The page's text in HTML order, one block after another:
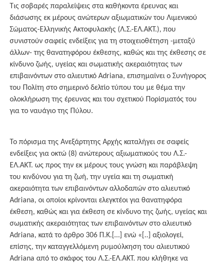
Τις σοβαρές παραλείψεις στα καθήκοντα έρευνας και
διάσωσης εκ μέρους ανώτερων αξιωματικών του Λιμενικού
Σώματος-Ελληνικής Ακτοφυλακής (Λ.Σ.-ΕΛ.ΑΚΤ.), που
συνιστούν σαφείς ενδείξεις για τη στοιχειοθέτηση -μεταξύ
άλλων- της θανατηφόρου έκθεσης, καθώς και της έκθεσης σε
κίνδυνο ζωής, υγείας και σωματικής ακεραιότητας των
επιβαινόντων στο αλιευτικό Adriana, επισημαίνει ο Συνήγορος
του Πολίτη στο σημερινό δελτίο τύπου του με θέμα την
ολοκλήρωση της έρευνας και του σχετικού Πορίσματός του
για το ναυάγιο της Πύλου.
Το πόρισμα της Ανεξάρτητης Αρχής καταλήγει σε σαφείς
ενδείξεις για οκτώ (8) ανώτερους αξιωματικούς του Λ.Σ.-
ΕΛ.ΑΚΤ. ως προς την εκ μέρους τους γνώση και παράβλεψη
του κινδύνου για τη ζωή, την υγεία και τη σωματική
ακεραιότητα των επιβαινόντων αλλοδαπών στο αλιευτικό
Adriana, οι οποίοι κρίνονται ελεγκτέοι για θανατηφόρα
έκθεση, καθώς και για έκθεση σε κίνδυνο της ζωής, υγείας και
σωματικής ακεραιότητας των επιβαινόντων στο αλιευτικό
Adriana, κατά το άρθρο 306 Π.Κ.[…] ενώ «[..] αξιολογεί,
επίσης, την καταγγελλόμενη ρυμούλκηση του αλιευτικού
Adriana από το σκάφος του Λ.Σ.-ΕΛ.ΑΚΤ. που κλήθηκε να